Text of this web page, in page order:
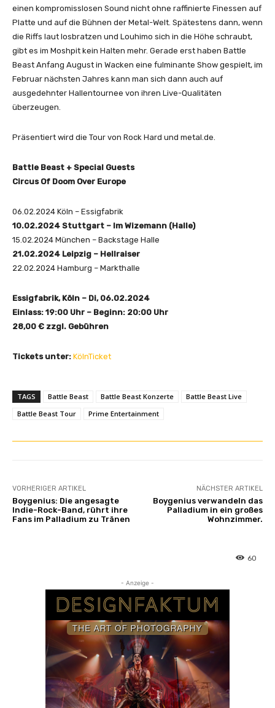
M
U
S
I
C
V
I
D
O
“
v
e
a
n
e
g
e
einen kompromisslosen Sound nicht ohne raffinierte Finessen auf
Platte und auf die Bühnen der Metal-Welt. Spätestens dann, wenn
die Riffs laut losbratzen und Louhimo sich in die Höhe schraubt,
gibt es im Moshpit kein Halten mehr. Gerade erst haben Battle
Beast Anfang August in Wacken eine fulminante Show gespielt, im
Februar nächsten Jahres kann man sich dann auch auf
ausgedehnter Hallentournee von ihren Live-Qualitäten
überzeugen.
Präsentiert wird die Tour von Rock Hard und metal.de.
Battle Beast + Special Guests
Circus Of Doom Over Europe
06.02.2024 Köln – Essigfabrik
10.02.2024 Stuttgart – Im Wizemann (Halle)
15.02.2024 München – Backstage Halle
21.02.2024 Leipzig – Hellraiser
22.02.2024 Hamburg – Markthalle
Essigfabrik, Köln – Di, 06.02.2024
Einlass: 19:00 Uhr – Beginn: 20:00 Uhr
28,00 € zzgl. Gebühren
Tickets unter: KölnTicket
TAGS Battle Beast Battle Beast Konzerte
Battle Beast Live
Battle Beast Tour
Prime Entertainment
VORHERIGER ARTIKEL
Boygenius: Die angesagte
Indie-Rock-Band, rührt ihre
Fans im Palladium zu Tränen
NÄCHSTER ARTIKEL
Boygenius verwandeln das
Palladium in ein großes
Wohnzimmer.
60
- Anzeige -